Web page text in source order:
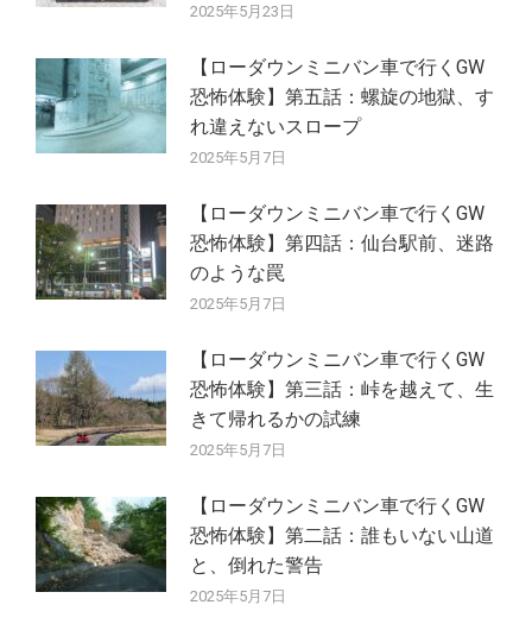
2025年5月23日
【ローダウンミニバン車で行くGW
恐怖体験】第五話：螺旋の地獄、す
れ違えないスロープ
2025年5月7日
【ローダウンミニバン車で行くGW
恐怖体験】第四話：仙台駅前、迷路
のような罠
2025年5月7日
【ローダウンミニバン車で行くGW
恐怖体験】第三話：峠を越えて、生
きて帰れるかの試練
2025年5月7日
【ローダウンミニバン車で行くGW
恐怖体験】第二話：誰もいない山道
と、倒れた警告
2025年5月7日